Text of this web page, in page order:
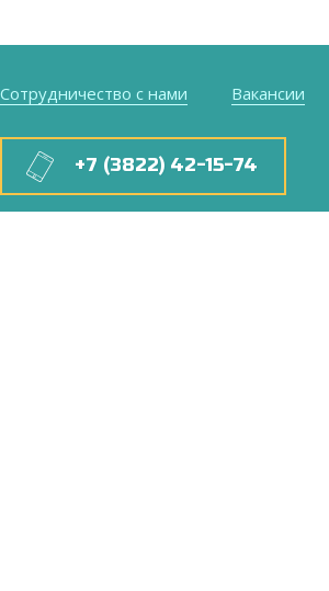
Сотрудничество с нами Вакансии
+7 (3822) 42-15-74